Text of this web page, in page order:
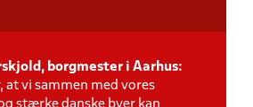
borgmester i Aarhus:
at vi sammen med vores